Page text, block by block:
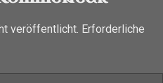
veröffentlicht. Erforderliche